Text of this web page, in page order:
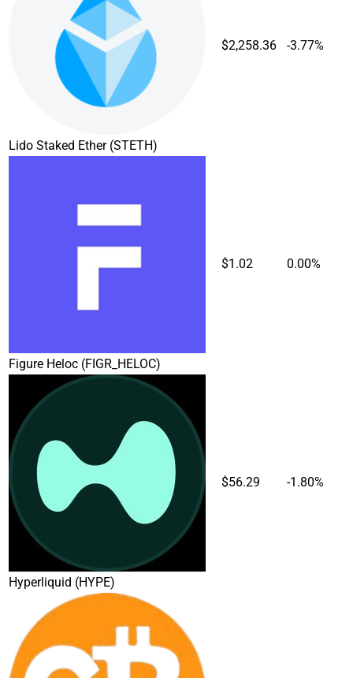
Lido Staked Ether (STETH)
$2,258.36 -3.77%
Figure Heloc (FIGR_HELOC)
$1.02 0.00%
Hyperliquid (HYPE)
$56.29 -1.80%